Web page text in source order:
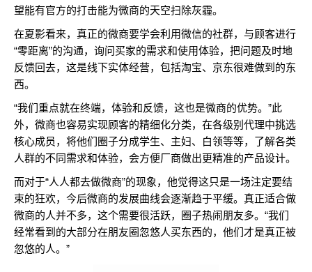
望能有官方的打击能为微商的天空扫除灰霾。
在夏影看来，真正的微商要学会利用微信的社群，与顾客进行
“零距离”的沟通，询问买家的需求和使用体验，把问题及时地
反馈回去，这是线下实体经营，包括淘宝、京东很难做到的东
西。
“我们重点就在终端，体验和反馈，这也是微商的优势。”此
外，微商也容易实现顾客的精细化分类，在各级别代理中挑选
核心成员，将他们圈子分成学生、主妇、白领等等，了解各类
人群的不同需求和体验，会方便厂商做出更精准的产品设计。
而对于“人人都去做微商”的现象，他觉得这只是一场注定要结
束的狂欢，今后微商的发展曲线会逐渐趋于平缓。真正适合做
微商的人并不多，这个需要很活跃，圈子热闹朋友多。“我们
经常看到的大部分在朋友圈忽悠人买东西的，他们才是真正被
忽悠的人。”